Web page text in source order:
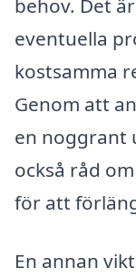
behov. Det
eventuella
kostsamma
Genom att
en noggrant
också råd
för att
En annan